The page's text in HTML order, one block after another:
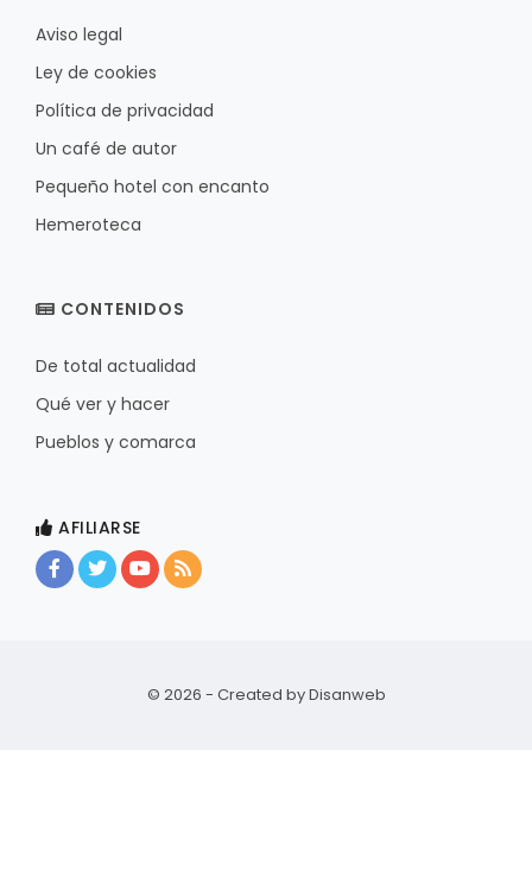
Aviso legal
Ley de cookies
Política de privacidad
Un café de autor
Pequeño hotel con encanto
Hemeroteca
CONTENIDOS
De total actualidad
Qué ver y hacer
Pueblos y comarca
AFILIARSE
© 2026 - Created byDisanweb